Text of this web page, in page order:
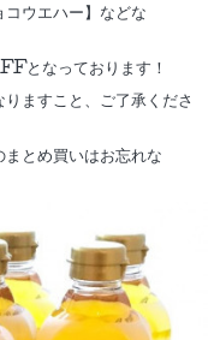
コウエハー】などな
となっております！
ますこと、ご了承くださ
とめ買いはお忘れな